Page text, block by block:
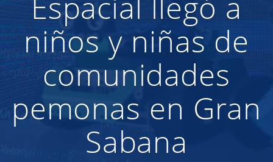
niños y niñas de
comunidades
pemonas en Gran
Sabana